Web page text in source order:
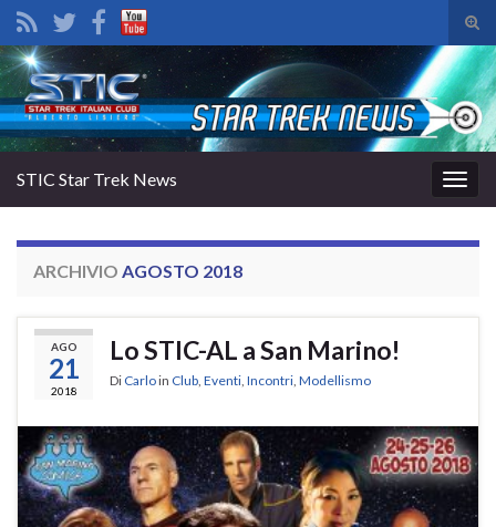
il
di
Search for:
la
STIC Star Trek News
ARCHIVIO AGOSTO 2018
AGO
21
2018
Lo STIC-AL a San Marino!
Di Carloin Club Eventi Incontri Modellismo